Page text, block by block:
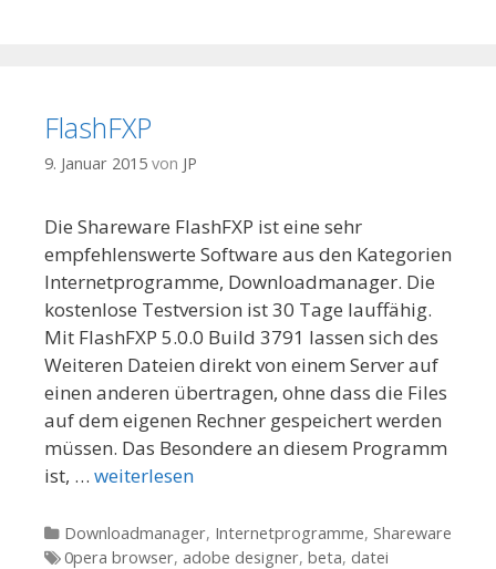
FlashFXP
9. Januar 2015 von JP
Die Shareware FlashFXP ist eine sehr
empfehlenswerte Software aus den Kategorien
Internetprogramme, Downloadmanager. Die
kostenlose Testversion ist 30 Tage lauffähig.
Mit FlashFXP 5.0.0 Build 3791 lassen sich des
Weiteren Dateien direkt von einem Server auf
einen anderen übertragen, ohne dass die Files
auf dem eigenen Rechner gespeichert werden
müssen. Das Besondere an diesem Programm
ist, … weiterlesen
Kategorien
Downloadmanager, Internetprogramme, Shareware
Tags
0pera browser, adobe designer, beta, datei